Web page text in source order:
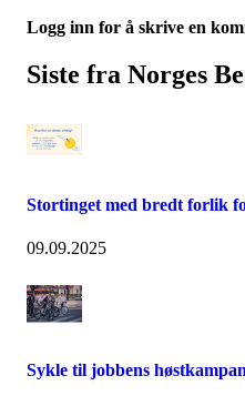
Logg inn for å skrive en
Siste fra Norges
Stortinget med bredt forlik
09.09.2025
Sykle til jobbens